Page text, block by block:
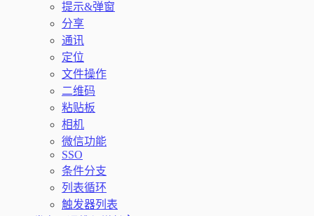
提示&弹窗
分享
通讯
定位
文件操作
二维码
粘贴板
相机
微信功能
SSO
条件分支
列表循环
触发器列表